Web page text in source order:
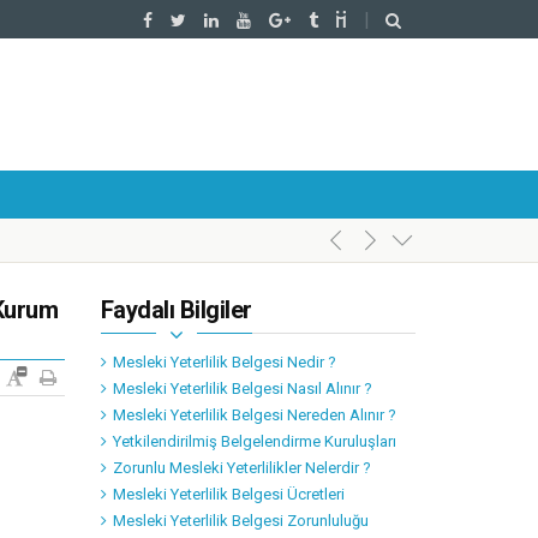
Gerçekleştirildi.
Faydalı Bilgiler
Mesleki Yeterlilik Belgesi Nedir ?
Mesleki Yeterlilik Belgesi Nasıl Alınır ?
Mesleki Yeterlilik Belgesi Nereden Alınır ?
Yetkilendirilmiş Belgelendirme Kuruluşları
Zorunlu Mesleki Yeterlilikler Nelerdir ?
Mesleki Yeterlilik Belgesi Ücretleri
Mesleki Yeterlilik Belgesi Zorunluluğu